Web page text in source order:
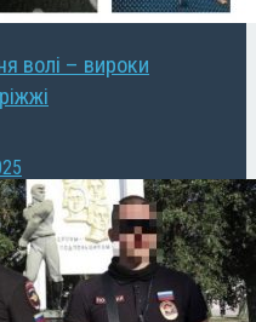
волі – вироки